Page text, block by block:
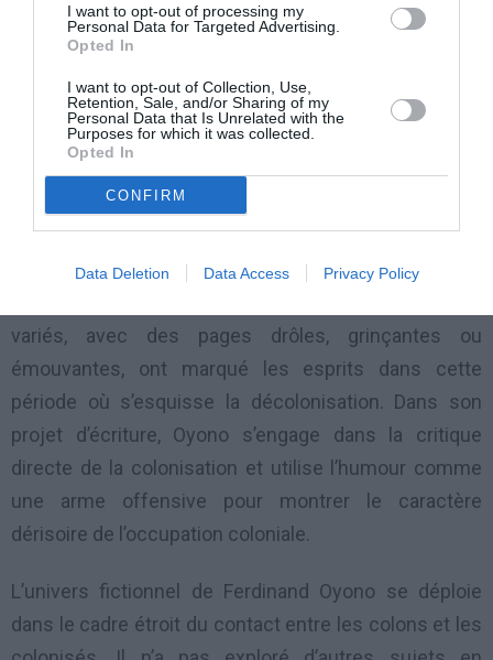
I want to opt-out of processing my
Personal Data for Targeted Advertising.
Opted In
I want to opt-out of Collection, Use,
Retention, Sale, and/or Sharing of my
Personal Data that Is Unrelated with the
Purposes for which it was collected.
Opted In
CONFIRM
Data Deletion Data Access Privacy Policy
prend conscience que ce 14 juillet n’est, en fait,
qu’une mise en scène hypocrite des pouvoirs
coloniaux qui parlent d’amitié en maintenant une
stricte exclusion des colonisés. La solidarité africaine
qui l’entoure à la fin du roman constitue un
contrepoint politique et, avec la fierté retrouvée du
peuple colonisé, une réponse à la colonisation des
variés, avec des pages drôles, grinçantes ou
émouvantes, ont marqué les esprits dans cette
période où s’esquisse la décolonisation. Dans son
projet d’écriture, Oyono s’engage dans la critique
directe de la colonisation et utilise l’humour comme
une arme offensive pour montrer le caractère
dérisoire de l’occupation coloniale.
L’univers fictionnel de Ferdinand Oyono se déploie
dans le cadre étroit du contact entre les colons et les